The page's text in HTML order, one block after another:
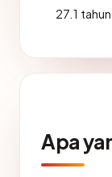
27.1 tahun
Apa